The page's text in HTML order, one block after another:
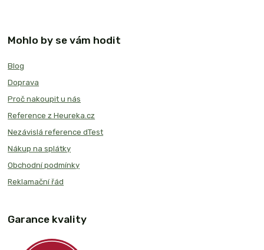
Mohlo by se vám hodit
Blog
Doprava
Proč nakoupit u nás
Reference z Heureka.cz
Nezávislá reference dTest
Nákup na splátky
Obchodní podmínky
Reklamační řád
Garance kvality